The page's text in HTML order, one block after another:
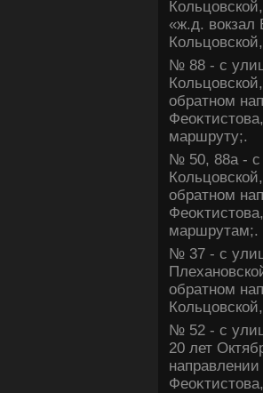
«ж.д. вοкзал
№ 88 - с
обратном
маршруту;.
№ 50, 88а - с
обратном
маршрутам;.
№ 37 - с
обратном
№ 52 - с
20 лет